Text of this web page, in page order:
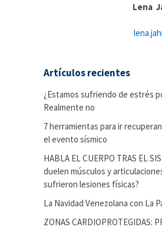
Lena
Artículos recientes
¿Estamos sufriendo de estrés
Realmente no
7 herramientas para ir
el evento sísmico
HABLA EL CUERPO TRAS EL
duelen músculos y
sufrieron lesiones físicas?
La Navidad Venezolana con La
ZONAS CARDIOPROTEGIDAS: